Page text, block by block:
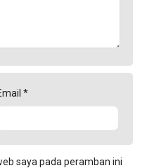
*
saya pada peramban ini